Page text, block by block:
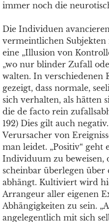
immer noch die
Die Individuen
vermeintlichen Subjekten
eine „Illusion von
„wo nur blinder Zufall
walten. In verschiedenen
gezeigt, dass normale,
sich verhalten, als hätten
die de facto rein
192) Dies gilt auch
Verursacher von
man leidet. „Positiv“ geht
Individuum zu beweisen,
scheinbar überlegen über
abhängt. Kultiviert wird
Arrangeur aller eigenen
Abhängigkeiten zu sein.
angelegentlich mit sich